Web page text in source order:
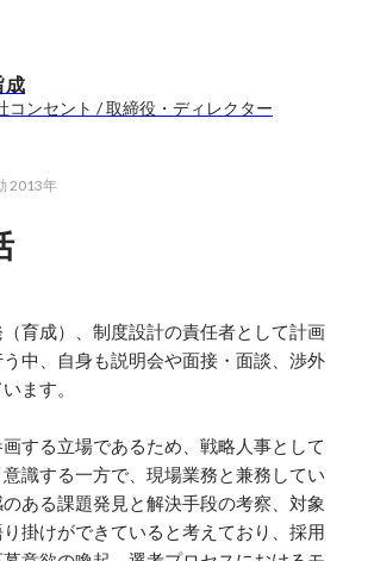
成
コンセント / 取締役・ディレクター
2013年
育成）、制度設計の責任者として計画
中、自身も説明会や面接・面談、渉外
ます。
する立場であるため、戦略人事として
識する一方で、現場業務と兼務してい
ある課題発見と解決手段の考察、対象
掛けができていると考えており、採用